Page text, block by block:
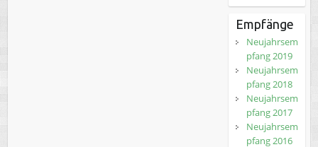
Empfänge
Neujahrsem
pfang 2019
Neujahrsem
pfang 2018
Neujahrsem
pfang 2017
Neujahrsem
pfang 2016